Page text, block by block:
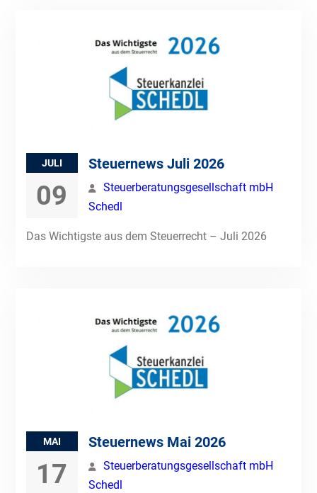
JULI
09
Steuernews Juli 2026
Steuerberatungsgesellschaft mbH
Schedl
Das Wichtigste aus dem Steuerrecht – Juli 2026
MAI
17
Steuernews Mai 2026
Steuerberatungsgesellschaft mbH
Schedl